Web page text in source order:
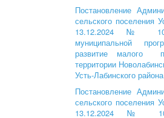
Постановление
сельского поселения
13.12.2024 №
муниципальной
развитие малого
территории
Усть-Лабинского
Постановление
сельского поселения
13.12.2024 №